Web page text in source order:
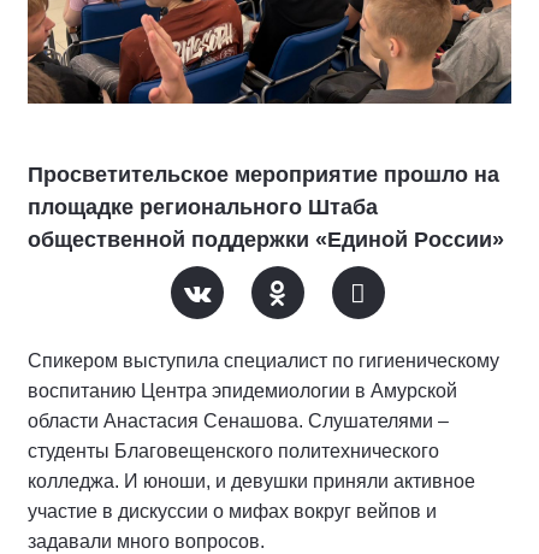
Просветительское мероприятие прошло на
площадке регионального Штаба
общественной поддержки «Единой России»
Спикером выступила специалист по гигиеническому
воспитанию Центра эпидемиологии в Амурской
области Анастасия Сенашова. Слушателями –
студенты Благовещенского политехнического
колледжа. И юноши, и девушки приняли активное
участие в дискуссии о мифах вокруг вейпов и
задавали много вопросов.